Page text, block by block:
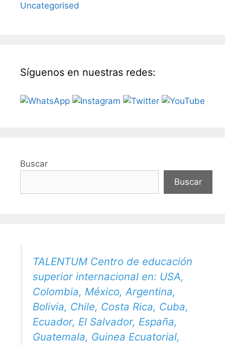
Uncategorised
Síguenos en nuestras redes:
Buscar
Buscar
TALENTUM Centro de educación
superior internacional en: USA,
Colombia, México, Argentina,
Bolivia, Chile, Costa Rica, Cuba,
Ecuador, El Salvador, España,
Guatemala, Guinea Ecuatorial,